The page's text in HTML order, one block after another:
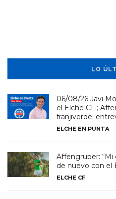
LO
06/08/26 Javi
el Elche CF.;
franjiverde;
ELCHE EN PUNTA
Affengruber: “Mi
de nuevo con el
ELCHE CF